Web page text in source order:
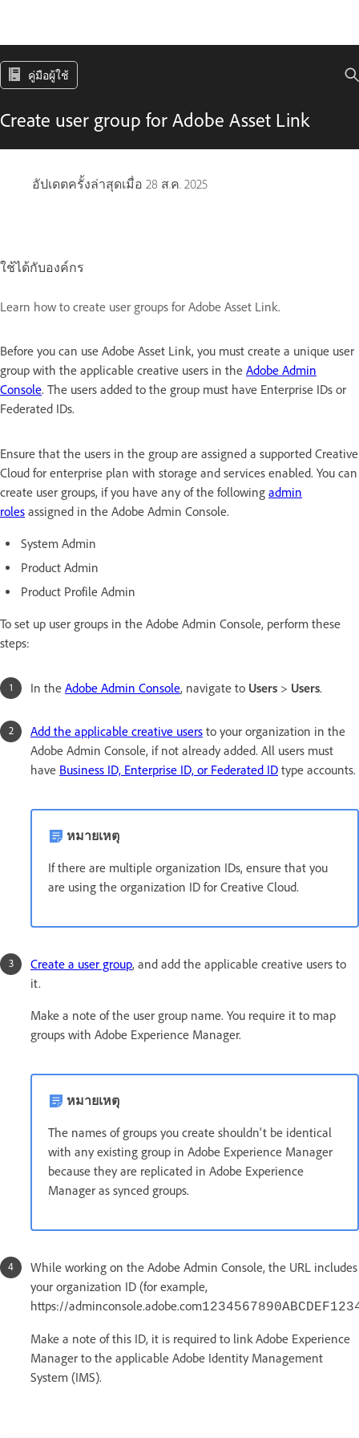
คู่มือผู้ใช้
Create user group for Adobe Asset Link
อัปเดตครั้งล่าสุดเมื่อ 28 ส.ค. 2025
ใช้ได้กับองค์กร
Learn how to create user groups for Adobe Asset Link.
Before you can use Adobe Asset Link, you must create a unique user
group with the applicable creative users in the Adobe Admin
Console. The users added to the group must have Enterprise IDs or
Federated IDs.
Ensure that the users in the group are assigned a supported Creative
Cloud for enterprise plan with storage and services enabled. You can
create user groups, if you have any of the following admin
roles assigned in the Adobe Admin Console.
System Admin
Product Admin
Product Profile Admin
To set up user groups in the Adobe Admin Console, perform these
steps:
In the Adobe Admin Console, navigate to Users > Users.
Add the applicable creative users to your organization in the
Adobe Admin Console, if not already added. All users must
have Business ID, Enterprise ID, or Federated ID type accounts.
หมายเหตุ
If there are multiple organization IDs, ensure that you
are using the organization ID for Creative Cloud.
Create a user group, and add the applicable creative users to
it.
Make a note of the user group name. You require it to map
groups with Adobe Experience Manager.
หมายเหตุ
The names of groups you create shouldn't be identical
with any existing group in Adobe Experience Manager
because they are replicated in Adobe Experience
Manager as synced groups.
While working on the Adobe Admin Console, the URL includes
your organization ID (for example,
https://adminconsole.adobe.com
Make a note of this ID, it is required to link Adobe Experience
Manager to the applicable Adobe Identity Management
System (IMS).